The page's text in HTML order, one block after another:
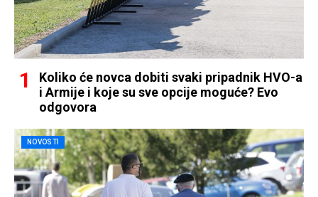
Koliko će novca dobiti svaki pripadnik HVO-a
i Armije i koje su sve opcije moguće? Evo
odgovora
NOVOSTI